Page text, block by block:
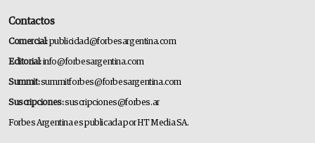
Contactos
Comercial:publicidad@forbesargentina.com
Editorial:info@forbesargentina.com
Summit:summitforbes@forbesargentina.com
Suscripciones:suscripciones@forbes.ar
Forbes Argentina es publicada por HT Media SA.